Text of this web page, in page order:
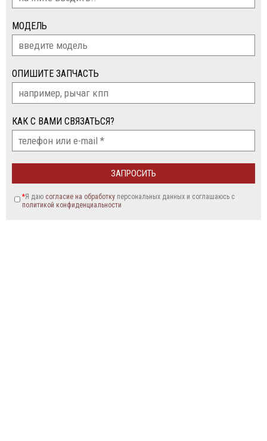
МОДЕЛЬ
ОПИШИТЕ ЗАПЧАСТЬ
КАК С ВАМИ СВЯЗАТЬСЯ?
*Я даю согласие на обработкуперсональных данных и соглашаюсь c
политикой конфиденциальности